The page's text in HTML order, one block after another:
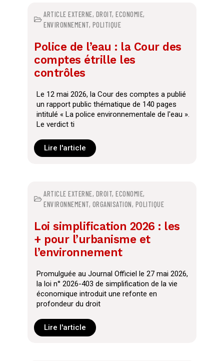
ARTICLE EXTERNE, DROIT,ECONOMIE,
ENVIRONNEMENT, POLITIQUE
Police de l’eau : la Cour des
comptes étrille les
contrôles
Le 12 mai 2026, la Cour des comptes a publié
un rapport public thématique de 140 pages
intitulé « La police environnementale de l'eau ».
Le verdict ti
Lire l'article
ARTICLE EXTERNE, DROIT,ECONOMIE,
ENVIRONNEMENT, ORGANISATION, POLITIQUE
Loi simplification 2026 : les
+ pour l’urbanisme et
l’environnement
Promulguée au Journal Officiel le 27 mai 2026,
la loi n° 2026-403 de simplification de la vie
économique introduit une refonte en
profondeur du droit
Lire l'article